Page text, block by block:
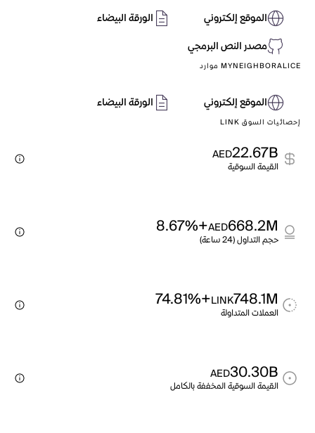
الموقع إلكتروني
الورقة البيضاء
مصدر النص البرمجي
MYNEIGHBORALICE موارد
الموقع إلكتروني الورقة البيضاء
إحصائيات السوق LINK
22.67B
AED
القيمة السوقية
668.2M
AED
+8.67%
حجم التداول (24 ساعة)
748.1M
LINK
+74.81%
العملات المتداولة
30.30B
AED
القيمة السوقية المخففة بالكامل